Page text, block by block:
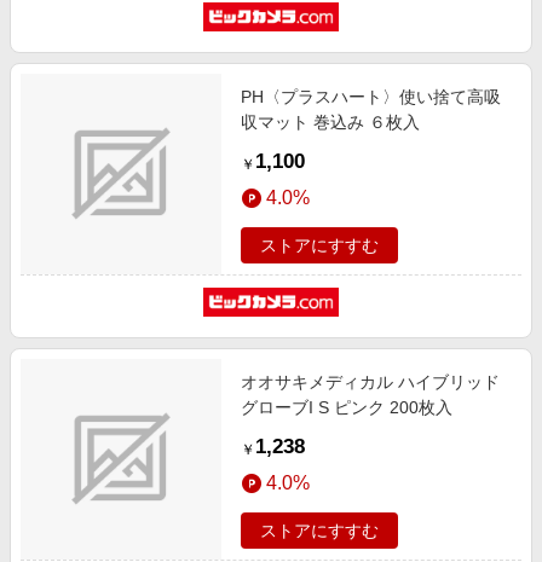
PH〈プラスハート〉使い捨て高吸
収マット 巻込み ６枚入
￥ 1,100
4.0%
ストアにすすむ
オオサキメディカル ハイブリッド
グローブI S ピンク 200枚入
￥ 1,238
4.0%
ストアにすすむ